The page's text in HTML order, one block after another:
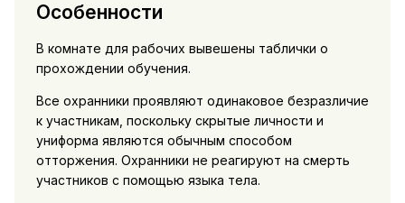
Особенности
В комнате для рабочих вывешены таблички о
прохождении обучения.
Все охранники проявляют одинаковое безразличие
к участникам, поскольку скрытые личности и
униформа являются обычным способом
отторжения. Охранники не реагируют на смерть
участников с помощью языка тела.